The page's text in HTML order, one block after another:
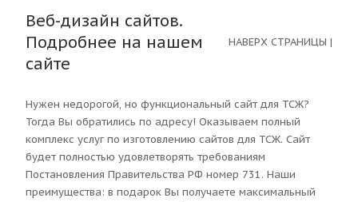
Веб-дизайн сайтов.
Подробнее на нашем
сайте
НАВЕРХ СТРАНИЦЫ |
Нужен недорогой, но функциональный сайт для ТСЖ?
Тогда Вы обратились по адресу! Оказываем полный
комплекс услуг по изготовлению сайтов для ТСЖ. Сайт
будет полностью удовлетворять требованиям
Постановления Правительства РФ номер 731. Наши
преимущества: в подарок Вы получаете максимальный